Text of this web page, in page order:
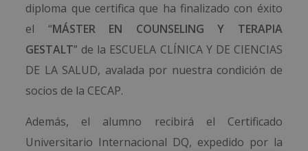
diploma que certifica que ha finalizado con éxito
el “MÁSTER EN COUNSELING Y TERAPIA
GESTALT” de la ESCUELA CLÍNICA Y DE CIENCIAS
DE LA SALUD, avalada por nuestra condición de
socios de la CECAP.
Además, el alumno recibirá el Certificado
Universitario Internacional DQ, expedido por la